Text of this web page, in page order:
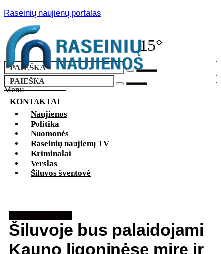
Raseinių naujienų portalas
15°
KONTAKTAI
Menu
Naujienos
Politika
Nuomonės
Raseinių naujienų TV
Kriminalai
Verslas
Šiluvos šventovė
Šiluvoje bus palaidojami
Kauno ligoninėse mirę ir